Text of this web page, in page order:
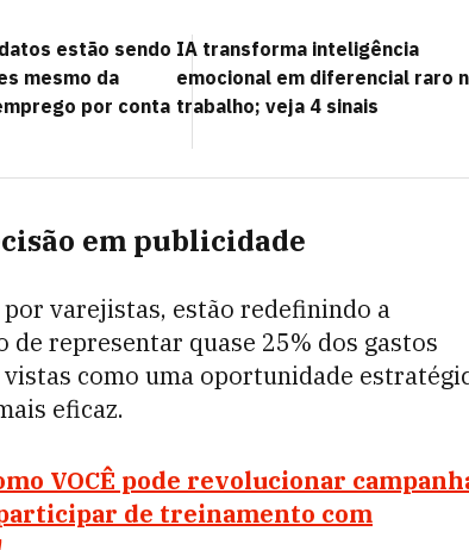
estão sendo
mesmo da
por conta
IA transforma inteligência
emocional em diferencial raro
trabalho; veja 4 sinais
em publicidade
varejistas, estão redefinindo a
representar quase 25% dos gastos
como uma oportunidade
eficaz.
VOCÊ pode revolucionar
de treinamento com